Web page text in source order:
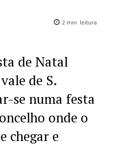
2 min. leitura
de Natal
de S.
se numa festa
onde o
chegar e